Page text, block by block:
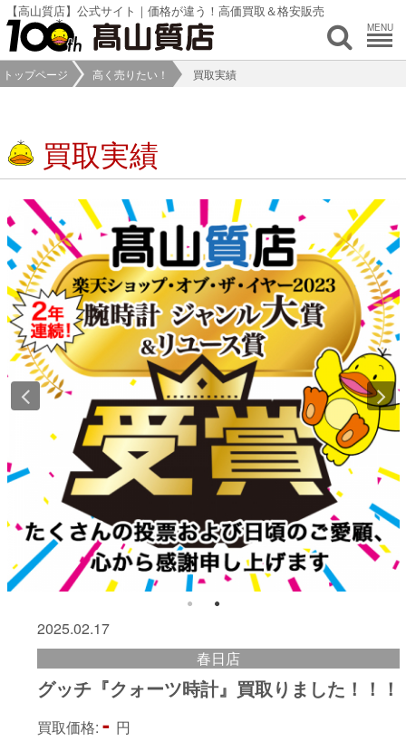
【高山質店】公式サイト｜価格が違う！高価買取＆格安販売
MENU
トップページ 高く売りたい！ 買取実績
買取実績
2025.02.17
春日店
グッチ『クォーツ時計』買取りました！！！
買取価格: - 円